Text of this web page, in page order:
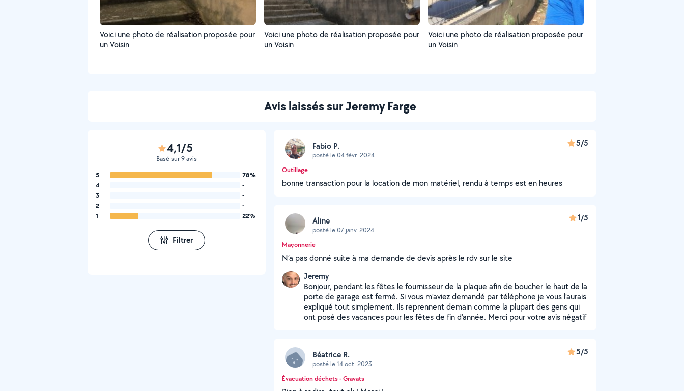
Voici une photo de réalisation proposée pour
un Voisin
Voici une photo de réalisation proposée pour
un Voisin
Voici une photo de réalisation proposée pour
un Voisin
Avis laissés sur Jeremy Farge
4,1/5
Basé sur 9 avis
5
78%
4
-
3
-
2
-
1
22%
Filtrer
Fabio P.
posté le 04 févr. 2024
5/5
Outillage
bonne transaction pour la location de mon matériel, rendu à temps est en heures
Aline
posté le 07 janv. 2024
1/5
Maçonnerie
N’a pas donné suite à ma demande de devis après le rdv sur le site
Jeremy
Bonjour, pendant les fêtes le fournisseur de la plaque afin de boucher le haut de la
porte de garage est fermé. Si vous m’aviez demandé par téléphone je vous l’aurais
expliqué tout simplement. Ils reprennent demain comme la plupart des gens qui
ont posé des vacances pour les fêtes de fin d’année. Merci pour votre avis négatif
Béatrice R.
posté le 14 oct. 2023
5/5
Évacuation déchets - Gravats